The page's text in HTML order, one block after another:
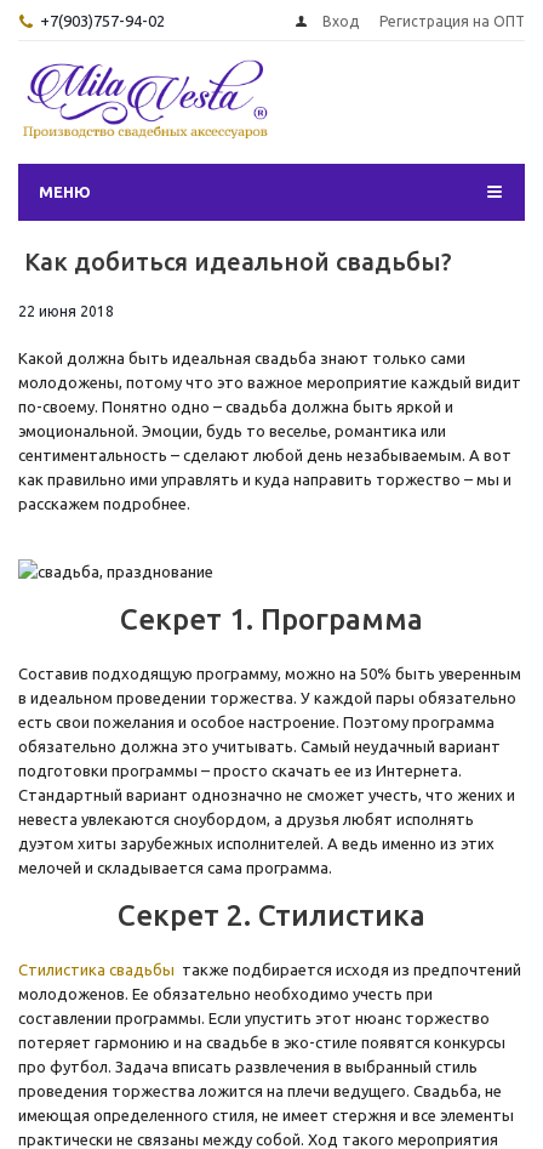
+7(903)757-94-02 Вход Регистрация на ОПТ
МЕНЮ
Как добиться идеальной свадьбы?
22 июня 2018
Какой должна быть идеальная свадьба знают только сами
молодожены, потому что это важное мероприятие каждый видит
по-своему. Понятно одно – свадьба должна быть яркой и
эмоциональной. Эмоции, будь то веселье, романтика или
сентиментальность – сделают любой день незабываемым. А вот
как правильно ими управлять и куда направить торжество – мы и
расскажем подробнее.
Секрет 1. Программа
Составив подходящую программу, можно на 50% быть уверенным
в идеальном проведении торжества. У каждой пары обязательно
есть свои пожелания и особое настроение. Поэтому программа
обязательно должна это учитывать. Самый неудачный вариант
подготовки программы – просто скачать ее из Интернета.
Стандартный вариант однозначно не сможет учесть, что жених и
невеста увлекаются сноубордом, а друзья любят исполнять
дуэтом хиты зарубежных исполнителей. А ведь именно из этих
мелочей и складывается сама программа.
Секрет 2. Стилистика
Стилистика свадьбы также подбирается исходя из предпочтений
молодоженов. Ее обязательно необходимо учесть при
составлении программы. Если упустить этот нюанс торжество
потеряет гармонию и на свадьбе в эко-стиле появятся конкурсы
про футбол. Задача вписать развлечения в выбранный стиль
проведения торжества ложится на плечи ведущего. Свадьба, не
имеющая определенного стиля, не имеет стержня и все элементы
практически не связаны между собой. Ход такого мероприятия